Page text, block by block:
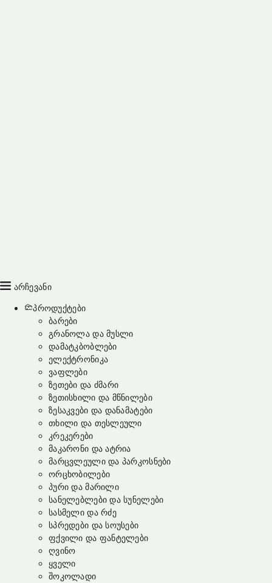
არჩევანი
პროდუქტები
ბარები
გრანოლა და მუსლი
დამატკბობლები
ელექტრონიკა
ვაფლები
ზეთები და ძმარი
ზეთისხილი და მწნილები
ზესაკვები და დანამატები
თხილი და თესლეული
კრეკერები
მაკარონი და ატრია
მარცვლეული და პარკოსნები
ორცხობილები
პური და მარილი
სანელებლები და სუნელები
სასმელი და რძე
სპრედები და სოუსები
ფქვილი და ფანტელები
ღვინო
ყველი
შოკოლადი